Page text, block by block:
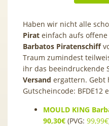
Haben wir nicht alle
Pirat einfach aufs offene
Barbatos Piratenschiff
Traum zumindest
ihr das beeindruckende
Versand ergattern. Gebt
Gutscheincode: BFDE12
MOULD KING
90,30€ (PVG: 99,99€